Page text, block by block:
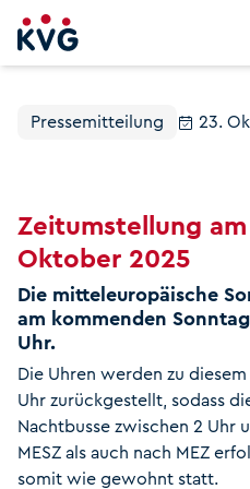
Pressemitteilung 23.
Zeitumstellung
Oktober 2025
Die mitteleuropäische
am kommenden
Uhr.
Die Uhren werden zu
Uhr zurückgestellt, sodass
Nachtbusse zwischen 2 Uhr
MESZ als auch nach MEZ
somit wie gewohnt statt.